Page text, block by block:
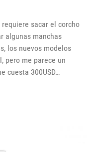
requiere sacar el corcho
algunas manchas
los nuevos modelos
pero me parece un
cuesta 300USD…